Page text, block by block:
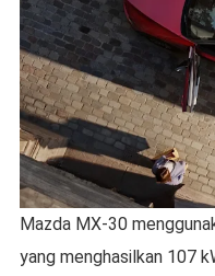
Mazda MX-30
yang menghasilkan 107